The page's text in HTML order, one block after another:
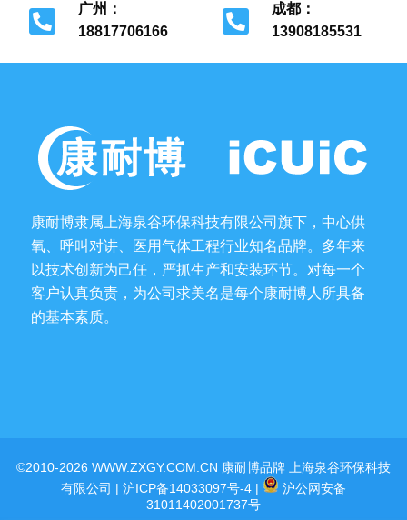
广州：
18817706166
成都：
13908185531
康耐博隶属上海泉谷环保科技有限公司旗下，中心供
氧、呼叫对讲、医用气体工程行业知名品牌。多年来
以技术创新为己任，严抓生产和安装环节。对每一个
客户认真负责，为公司求美名是每个康耐博人所具备
的基本素质。
©2010-2026 WWW.ZXGY.COM.CN 康耐博品牌 上海泉谷环保科技
有限公司 | 沪ICP备14033097号-4|
沪公网安备
31011402001737号